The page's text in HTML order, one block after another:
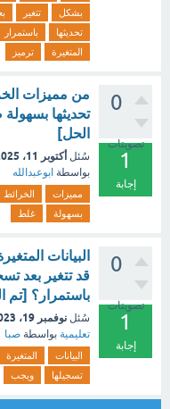
بشكل
تتغير
تحديثها
باستمرار
المتغيرة
ترميز
0
تصويتات
1
إجابة
‏من مميزات
تحديثها
الحل]
سُئل أكتوبر 11، 2025
بواسطة ابوعبدالله
مميزات الخرائط
بسهولة
غلط
0
تصويتات
1
إجابة
البيانات
قد تتغير بعد
باستمرار؟ [تم
سُئل نوفمبر 19، 2023
تعليمية بواسطة صبا
البيانات المتغيرة
تسجيلها
ويجب